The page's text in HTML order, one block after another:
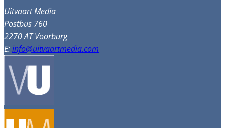
Uitvaart Media
Postbus 760
2270 AT Voorburg
E:info@uitvaartmedia.com